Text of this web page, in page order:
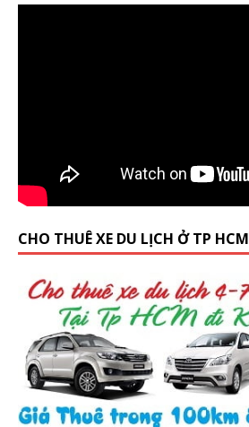
CHO THUÊ XE DU LỊCH Ở TP HCM